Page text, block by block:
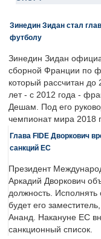
Зинедин Зидан стал
футболу
Зинедин Зидан
сборной Франции по
который рассчитан до
лет - с 2012 года -
Дешам. Под его
чемпионат мира 2018
Глава FIDE Дворкович
санкций ЕС
Президент
Аркадий Дворкович
должность. Исполнять
будет его
Ананд. Накануне ЕС
санкционный список.